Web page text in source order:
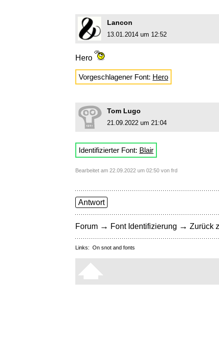
Lancon
13.01.2014 um 12:52
Hero
Vorgeschlagener Font: Hero
Tom Lugo
21.09.2022 um 21:04
Identifizierter Font: Blair
Bearbeitet am 22.09.2022 um 02:50 von frd
Antwort
Forum → Font Identifizierung → Zurück
Links: On snot and fonts